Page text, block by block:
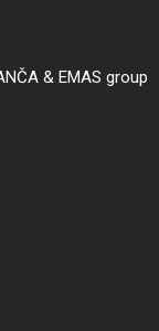
& EMAS group